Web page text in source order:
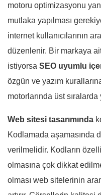
motoru optimizasyonu
mutlaka yapılması
internet kullanıcılarının
düzenlenir. Bir markaya
istiyorsa SEO uyumlu
özgün ve yazım
motorlarında üst sıralarda
Web sitesi tasarımında
Kodlamada aşamasında
verilmelidir. Kodların
olmasına çok dikkat
olması web sitelerinin